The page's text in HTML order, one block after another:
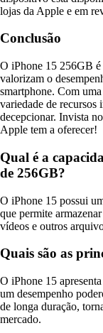
lojas da Apple e em
Conclusão
O iPhone 15 256GB é
valorizam o
smartphone. Com
variedade de recursos
decepcionar. Invista
Apple tem a oferecer!
Qual é a
de 256GB?
O iPhone 15 possui
que permite
vídeos e outros
Quais são as
O iPhone 15
um desempenho
de longa duração,
mercado.